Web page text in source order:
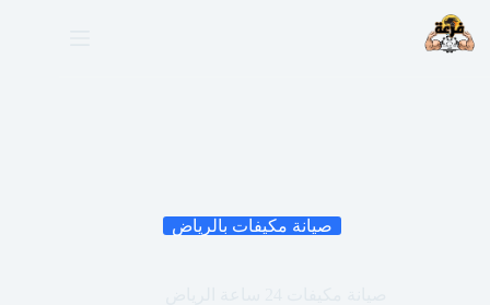
إلى
المحتوى
صيانة مكيفات بالرياض